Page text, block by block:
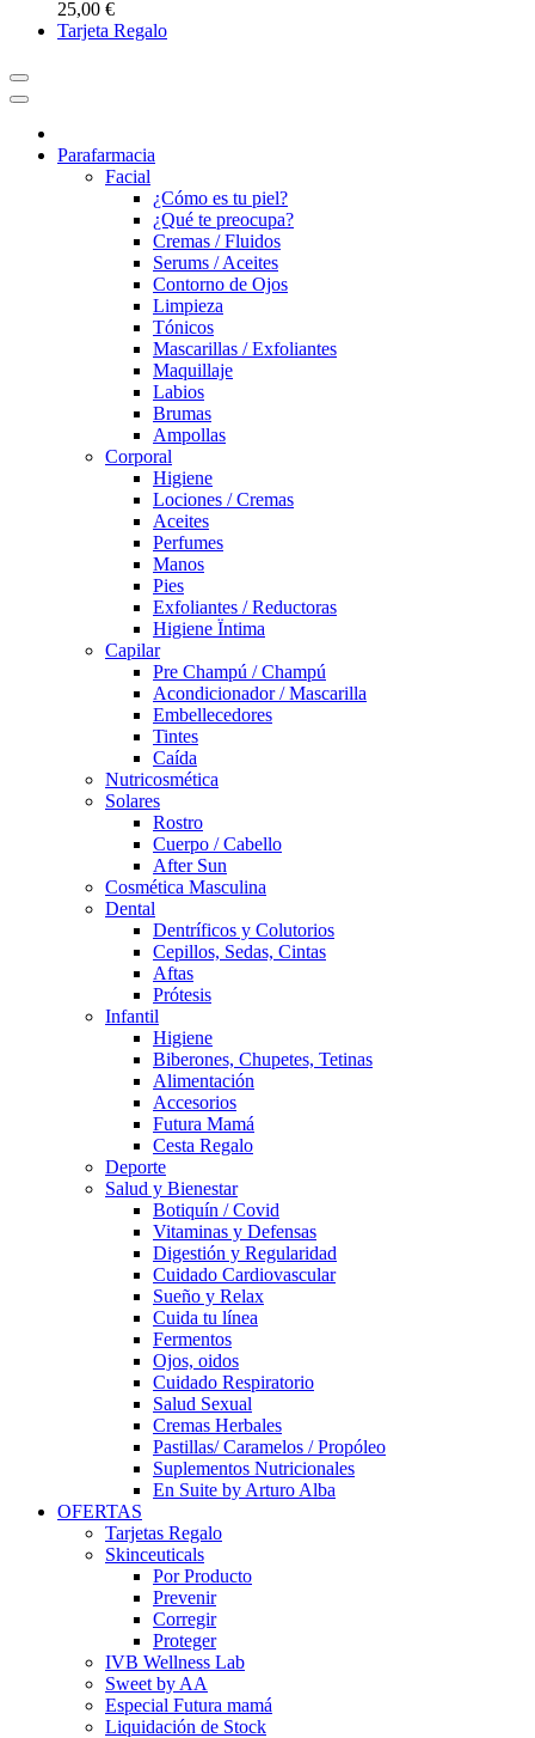
25,00 €
Tarjeta Regalo
Parafarmacia
Facial
¿Cómo es tu piel?
¿Qué te preocupa?
Cremas / Fluidos
Serums / Aceites
Contorno de Ojos
Limpieza
Tónicos
Mascarillas / Exfoliantes
Maquillaje
Labios
Brumas
Ampollas
Corporal
Higiene
Lociones / Cremas
Aceites
Perfumes
Manos
Pies
Exfoliantes / Reductoras
Higiene Ïntima
Capilar
Pre Champú / Champú
Acondicionador / Mascarilla
Embellecedores
Tintes
Caída
Nutricosmética
Solares
Rostro
Cuerpo / Cabello
After Sun
Cosmética Masculina
Dental
Dentríficos y Colutorios
Cepillos, Sedas, Cintas
Aftas
Prótesis
Infantil
Higiene
Biberones, Chupetes, Tetinas
Alimentación
Accesorios
Futura Mamá
Cesta Regalo
Deporte
Salud y Bienestar
Botiquín / Covid
Vitaminas y Defensas
Digestión y Regularidad
Cuidado Cardiovascular
Sueño y Relax
Cuida tu línea
Fermentos
Ojos, oidos
Cuidado Respiratorio
Salud Sexual
Cremas Herbales
Pastillas/ Caramelos / Propóleo
Suplementos Nutricionales
En Suite by Arturo Alba
OFERTAS
Tarjetas Regalo
Skinceuticals
Por Producto
Prevenir
Corregir
Proteger
IVB Wellness Lab
Sweet by AA
Especial Futura mamá
Liquidación de Stock